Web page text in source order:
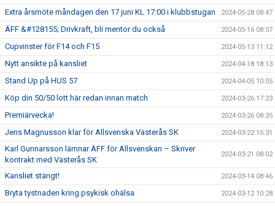
Extra årsmöte måndagen den 17 juni KL 17:00 i klubbstugan 2024-05-28 08:47
ÄFF &#128155; Drivkraft, bli mentor du också 2024-05-16 08:57
Cupvinster för F14 och F15 2024-05-13 11:12
Nytt ansikte på kansliet 2024-04-18 18:13
Stand Up på HUS 57 2024-04-05 10:05
Köp din 50/50 lott här redan innan match 2024-03-26 17:23
Premiärvecka! 2024-03-26 08:35
Jens Magnusson klar för Allsvenska Västerås SK 2024-03-22 15:31
Karl Gunnarsson lämnar ÄFF för Allsvenskan – Skriver
kontrakt med Västerås SK
2024-03-21 08:02
Kansliet stängt! 2024-03-14 08:46
Bryta tystnaden kring psykisk ohälsa 2024-03-12 10:28